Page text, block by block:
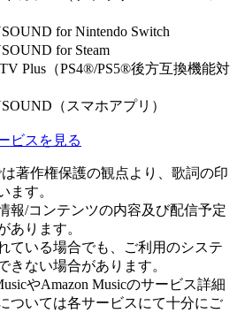
for Nintendo Switch
for Steam
Plus（PS4®/PS5®後方互換機能対
（スマホアプリ）
ビスを見る
著作権保護の観点より、歌詞の印
ます。
報/コンテンツの内容及び配信予定
あります。
ている場合でも、ご利用のシステ
きない場合があります。
やAmazon Musicのサービス詳細
ついては各サービスにて十分にご